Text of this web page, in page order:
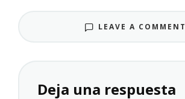
LEAVE A COMMENT
Deja una respuesta